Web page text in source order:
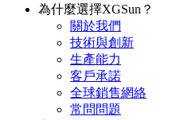
為什麼選擇XGSun？
關於我們
技術與創新
生產能力
客戶承諾
全球銷售網絡
常問問題